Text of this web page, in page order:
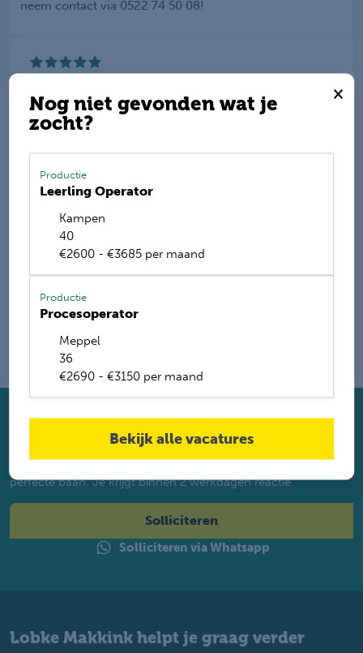
×
Nog niet gevonden wat je
zocht?
Productie
Leerling Operator
Kampen
40
€2600 - €3685 per maand
Productie
Procesoperator
Meppel
36
€2690 - €3150 per maand
Bekijk alle vacatures
neem contact via 0522 74 50 08!
met een
9.2
Deel deze vacature
E-mail mij de nieuwste vacatures
Name
Solliciteer direct
Twijfel je of je geschikt bent? Laat dan toch je gegevens
perfecte baan. Je krijgt binnen 2 werkdagen reactie.
Solliciteren
Solliciteren via Whatsapp
Lobke Makkink helpt je graag verder